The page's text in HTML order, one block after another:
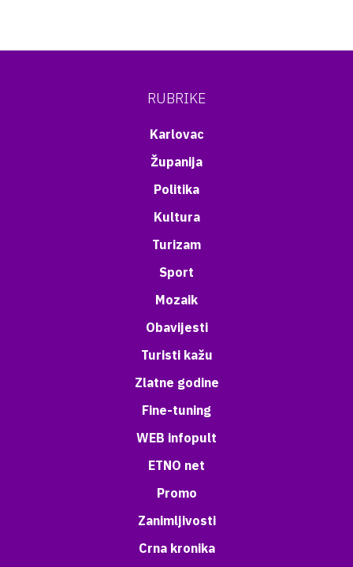
RUBRIKE
Karlovac
Županija
Politika
Kultura
Turizam
Sport
Mozaik
Obavijesti
Turisti kažu
Zlatne godine
Fine-tuning
WEB infopult
ETNO net
Promo
Zanimljivosti
Crna kronika